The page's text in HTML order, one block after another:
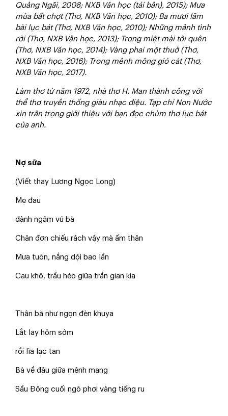
Quảng Ngãi, 2008; NXB Văn học (tái bản), 2015); Mưa
mùa bất chợt (Thơ, NXB Văn học, 2010); Ba mươi lăm
bài lục bát (Thơ, NXB Văn học, 2010); Những mảnh tình
rời (Thơ, NXB Văn học, 2013); Trong miệt mài tôi quên
(Thơ, NXB Văn học, 2014); Vàng phai một thuở (Thơ,
NXB Văn học, 2016); Trong mênh mông gió cát (Thơ,
NXB Văn học, 2017).
Làm thơ từ năm 1972, nhà thơ H. Man thành công với
thể thơ truyền thống giàu nhạc điệu. Tạp chí Non Nước
xin trân trọng giới thiệu với bạn đọc chùm thơ lục bát
của anh.
Nợ sữa
(Viết thay Lương Ngọc Long)
Mẹ đau
đành ngậm vú bà
Chăn đơn chiếu rách vậy mà ấm thân
Mưa tuôn, nắng dội bao lần
Cau khô, trầu héo giữa trần gian kia
Thân bà như ngọn đèn khuya
Lắt lay hôm sớm
rồi lìa lạc tan
Bà về đâu giữa mênh mang
Sầu Đông cuối ngõ phơi vàng tiếng ru